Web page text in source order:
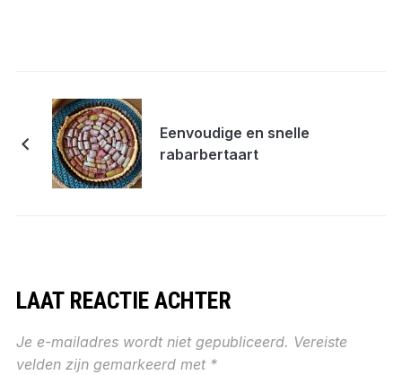
Eenvoudige en snelle
rabarbertaart
LAAT REACTIE ACHTER
Je e-mailadres wordt niet gepubliceerd. Vereiste
velden zijn gemarkeerd met *